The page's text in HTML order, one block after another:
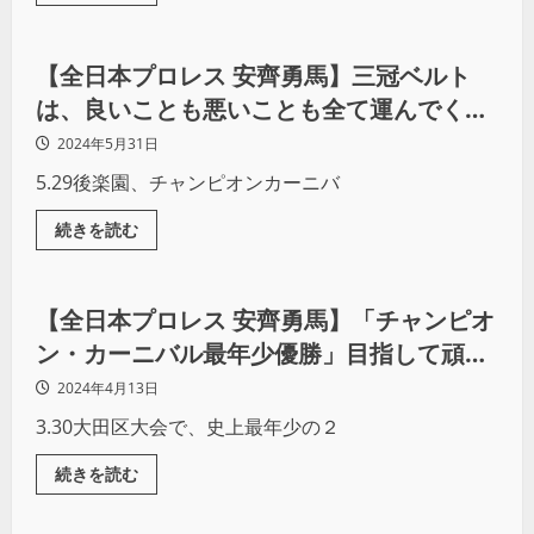
プロレス
【全日本プロレス 安齊勇馬】三冠ベルト
は、良いことも悪いことも全て運んでくる
『妖刀』みたいなもの。その運命を僕は楽
しみたい
2024年5月31日
5.29後楽園、チャンピオンカーニバ
続きを読む
プロレス
【全日本プロレス 安齊勇馬】「チャンピオ
ン・カーニバル最年少優勝」目指して頑張
ります！
2024年4月13日
3.30大田区大会で、史上最年少の２
続きを読む
プロレス